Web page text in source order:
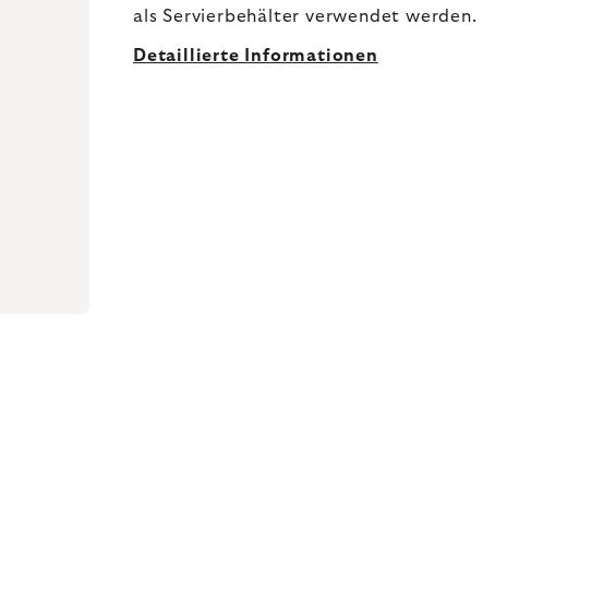
als Servierbehälter verwendet werden.
Detaillierte Informationen